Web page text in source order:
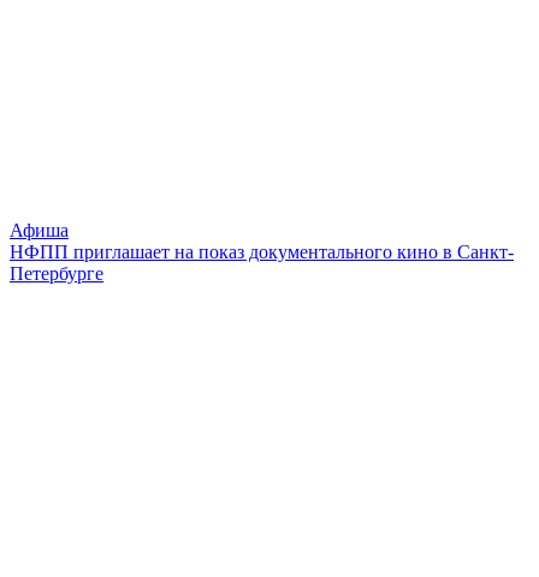
Афиша
НФПП приглашает на показ документального кино в Санкт-
Петербурге